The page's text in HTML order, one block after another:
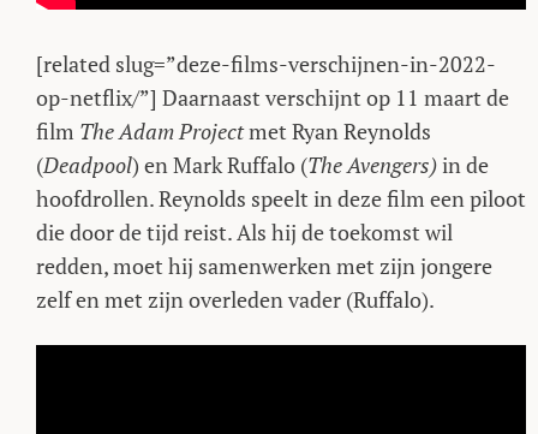
[related slug=”deze-films-verschijnen-in-2022-
op-netflix/”] Daarnaast verschijnt op 11 maart de
film The Adam Projectmet Ryan Reynolds
(Deadpool) en Mark Ruffalo (The Avengers)in de
hoofdrollen. Reynolds speelt in deze film een piloot
die door de tijd reist. Als hij de toekomst wil
redden, moet hij samenwerken met zijn jongere
zelf en met zijn overleden vader (Ruffalo).